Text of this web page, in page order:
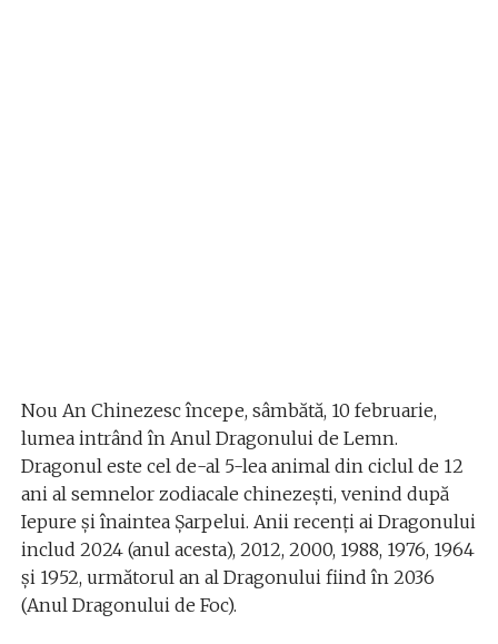
Nou An Chinezesc începe, sâmbătă, 10 februarie,
lumea intrând în Anul Dragonului de Lemn.
Dragonul este cel de-al 5-lea animal din ciclul de 12
ani al semnelor zodiacale chinezeşti, venind după
Iepure şi înaintea Şarpelui. Anii recenţi ai Dragonului
includ 2024 (anul acesta), 2012, 2000, 1988, 1976, 1964
şi 1952, următorul an al Dragonului fiind în 2036
(Anul Dragonului de Foc).